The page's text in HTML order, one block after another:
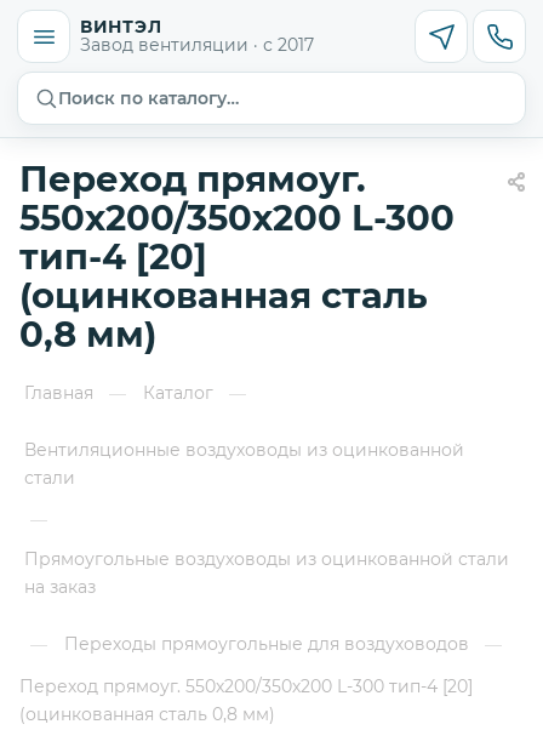
ВИНТЭЛ
Завод вентиляции · с 2017
Поиск по каталогу…
Переход прямоуг.
550х200/350х200 L-300
тип-4 [20]
(оцинкованная сталь
0,8 мм)
Главная — Каталог —
Вентиляционные воздуховоды из оцинкованной
стали
—
Прямоугольные воздуховоды из оцинкованной стали
на заказ
— Переходы прямоугольные для воздуховодов
—
Переход прямоуг. 550х200/350х200 L-300 тип-4 [20]
(оцинкованная сталь 0,8 мм)